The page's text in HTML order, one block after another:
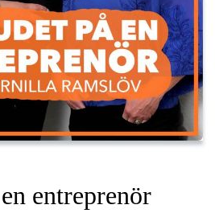
entreprenör